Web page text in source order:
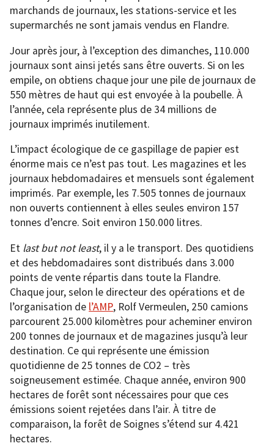
marchands de journaux, les stations-service et les
supermarchés ne sont jamais vendus en Flandre.
Jour après jour, à l’exception des dimanches, 110.000
journaux sont ainsi jetés sans être ouverts. Si on les
empile, on obtiens chaque jour une pile de journaux de
550 mètres de haut qui est envoyée à la poubelle. À
l’année, cela représente plus de 34 millions de
journaux imprimés inutilement.
L’impact écologique de ce gaspillage de papier est
énorme mais ce n’est pas tout. Les magazines et les
journaux hebdomadaires et mensuels sont également
imprimés. Par exemple, les 7.505 tonnes de journaux
non ouverts contiennent à elles seules environ 157
tonnes d’encre. Soit environ 150.000 litres.
Et last but not least, il y a le transport. Des quotidiens
et des hebdomadaires sont distribués dans 3.000
points de vente répartis dans toute la Flandre.
Chaque jour, selon le directeur des opérations et de
l’organisation de l’AMP, Rolf Vermeulen, 250 camions
parcourent 25.000 kilomètres pour acheminer environ
200 tonnes de journaux et de magazines jusqu’à leur
destination. Ce qui représente une émission
quotidienne de 25 tonnes de CO2 – très
soigneusement estimée. Chaque année, environ 900
hectares de forêt sont nécessaires pour que ces
émissions soient rejetées dans l’air. À titre de
comparaison, la forêt de Soignes s’étend sur 4.421
hectares.